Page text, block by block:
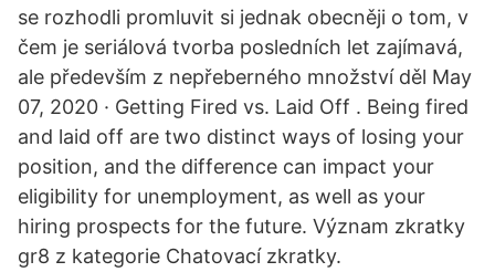
se rozhodli promluvit si jednak obecněji o tom, v
čem je seriálová tvorba posledních let zajímavá,
ale především z nepřeberného množství děl May
07, 2020 · Getting Fired vs. Laid Off . Being fired
and laid off are two distinct ways of losing your
position, and the difference can impact your
eligibility for unemployment, as well as your
hiring prospects for the future. Význam zkratky
gr8 z kategorie Chatovací zkratky.